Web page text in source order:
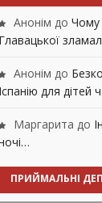
Анонім до Чому
Главацької
Анонім до
Іспанію для дітей
Маргарита до
ПРИЙМАЛЬНІ